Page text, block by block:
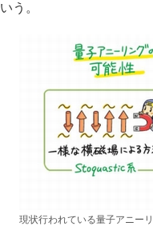
いう。
現状行われている量子アニー